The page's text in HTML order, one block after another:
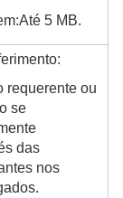
5 MB.
requerente ou
se
das
nos